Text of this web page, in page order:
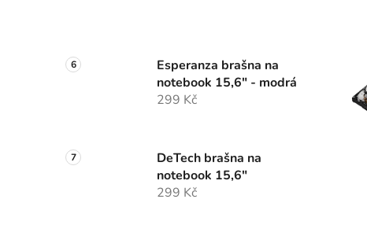
Esperanza brašna na
notebook 15,6" - modrá
299 Kč
DeTech brašna na
notebook 15,6"
299 Kč